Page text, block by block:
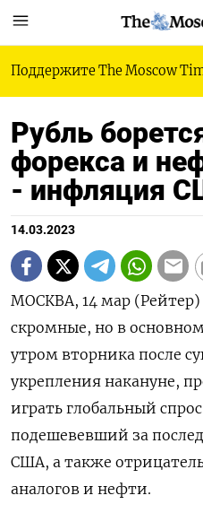
Поддержите The Moscow
Рубль
форекса и
- инфляция
14.03.2023
МОСКВА, 14 мар (Рейтер)
скромные, но в
утром вторника после
укрепления накануне,
играть глобальный
подешевевший за
США, а также
аналогов и нефти.